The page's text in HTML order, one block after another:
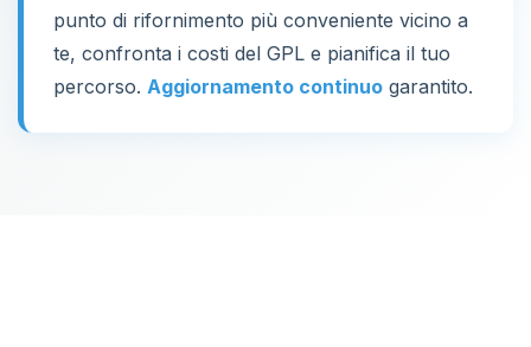
punto di rifornimento più conveniente vicino a
te, confronta i costi del GPL e pianifica il tuo
percorso. Aggiornamento continuo garantito.